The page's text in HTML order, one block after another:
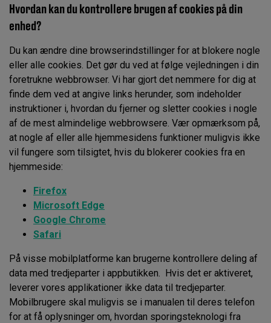
Hvordan kan du kontrollere brugen af cookies på din
enhed?
Du kan ændre dine browserindstillinger for at blokere nogle
eller alle cookies. Det gør du ved at følge vejledningen i din
foretrukne webbrowser. Vi har gjort det nemmere for dig at
finde dem ved at angive links herunder, som indeholder
instruktioner i, hvordan du fjerner og sletter cookies i nogle
af de mest almindelige webbrowsere. Vær opmærksom på,
at nogle af eller alle hjemmesidens funktioner muligvis ikke
vil fungere som tilsigtet, hvis du blokerer cookies fra en
hjemmeside:
Firefox
Microsoft Edge
Google Chrome
Safari
På visse mobilplatforme kan brugerne kontrollere deling af
data med tredjeparter i appbutikken. Hvis det er aktiveret,
leverer vores applikationer ikke data til tredjeparter.
Mobilbrugere skal muligvis se i manualen til deres telefon
for at få oplysninger om, hvordan sporingsteknologi fra